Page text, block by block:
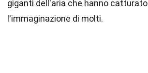
giganti dell'aria che hanno catturato
l'immaginazione di molti.